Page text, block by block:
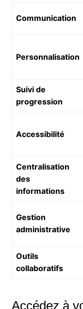
Communication
Personnalisation
Suivi de
progression
Accessibilité
Centralisation
des
informations
Gestion
administrative
Outils
collaboratifs
Accédez à